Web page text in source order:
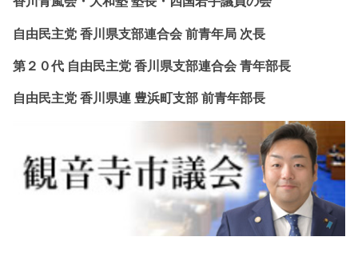
自由民主党 香川県支部連合会 前青年局 次長
第２０代 自由民主党 香川県支部連合会 青年部長
自由民主党 香川県連 豊浜町支部 前青年部長